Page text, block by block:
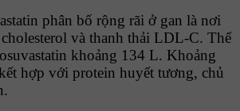
phân bố rộng rãi ở gan là nơi
và thanh thải LDL-C. Thể
khoảng 134 L. Khoảng
hợp với protein huyết tương, chủ